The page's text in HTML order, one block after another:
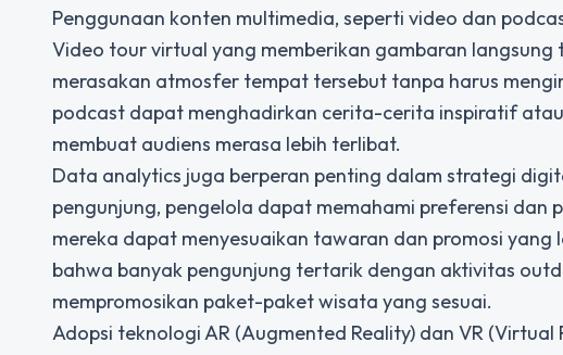
Penggunaan konten multimedia, seperti video dan
Video tour virtual yang memberikan gambaran
merasakan atmosfer tempat tersebut tanpa harus
podcast dapat menghadirkan cerita-cerita inspiratif
membuat audiens merasa lebih terlibat.
Data analytics juga berperan penting dalam strategi
pengunjung, pengelola dapat memahami preferensi
mereka dapat menyesuaikan tawaran dan promosi
bahwa banyak pengunjung tertarik dengan aktivitas
mempromosikan paket-paket wisata yang sesuai.
Adopsi teknologi AR (Augmented Reality) dan VR